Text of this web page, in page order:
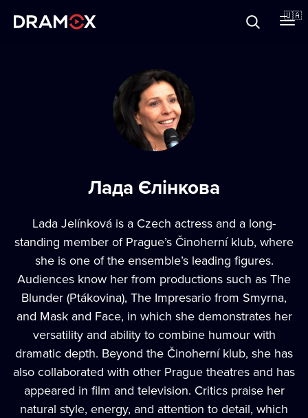
🇺🇦
Зареєструватися
Лада Єлінкова
Lada Jelínková is a Czech actress and a long-
standing member of Prague’s Činoherní klub, where
she is one of the ensemble’s leading figures.
Audiences know her from productions such as The
Blunder (Ptákovina), The Impresario from Smyrna,
and Mask and Face, in which she demonstrates her
versatility and ability to combine humour with
dramatic depth. Beyond the Činoherní klub, she has
also collaborated with other Prague theatres and has
appeared in film and television. Critics praise her
natural style, energy, and attention to detail, which